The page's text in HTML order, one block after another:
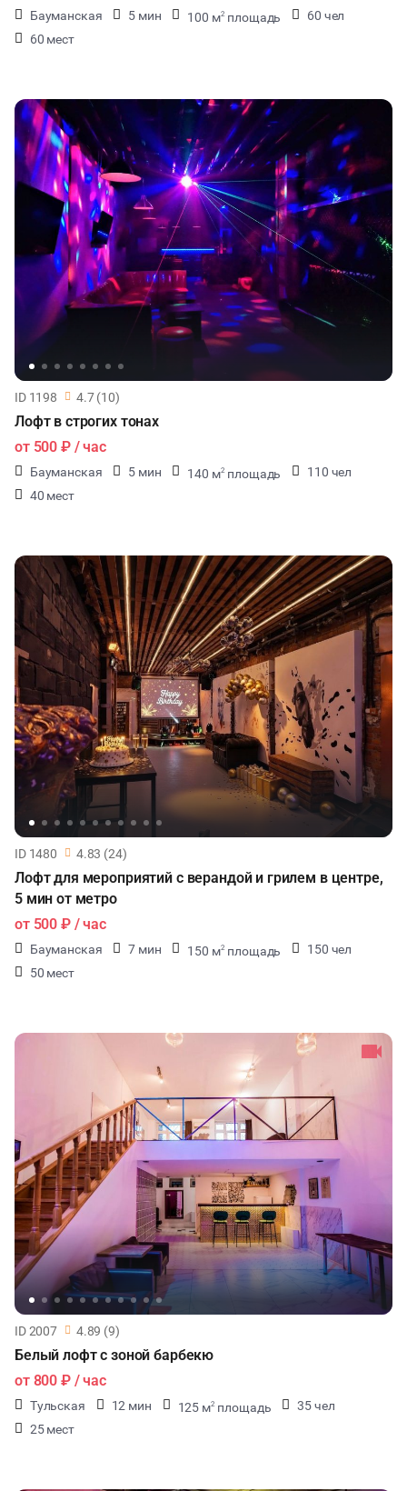
Бауманская 5 мин 100 м2 площадь
60 чел
60 мест
ID 1198 4.7 (10)
Лофт в строгих тонах
от 500 ₽/ час
Бауманская 5 мин 140 м2 площадь
110 чел
40 мест
ID 1480 4.83 (24)
Лофт для мероприятий с верандой и грилем в центре,
5 мин от метро
от 500 ₽/ час
Бауманская 7 мин 150 м2 площадь
150 чел
50 мест
ID 2007 4.89 (9)
Белый лофт с зоной барбекю
от 800 ₽/ час
Тульская 12 мин 125 м2 площадь
35 чел
25 мест